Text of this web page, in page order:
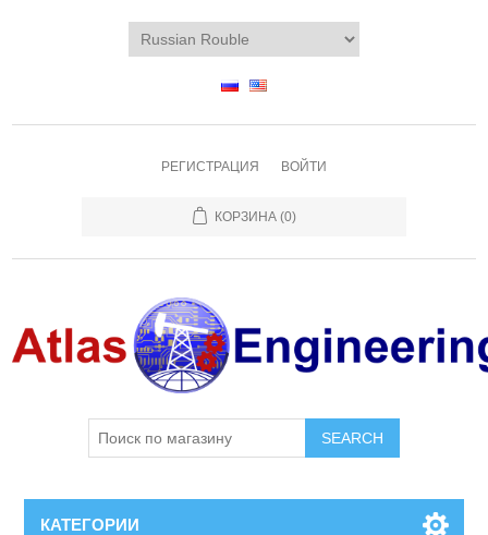
РЕГИСТРАЦИЯ ВОЙТИ
КОРЗИНА (0)
КАТЕГОРИИ